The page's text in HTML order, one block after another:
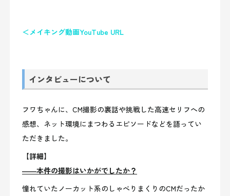
＜メイキング動画YouTube URL
インタビューについて
フワちゃんに、CM撮影の裏話や挑戦した高速セリフへの
感想、ネット環境にまつわるエピソードなどを語ってい
ただきました。
【詳細】
――本件の撮影はいかがでしたか？
憧れていたノーカット系のしゃべりまくりのCMだったか